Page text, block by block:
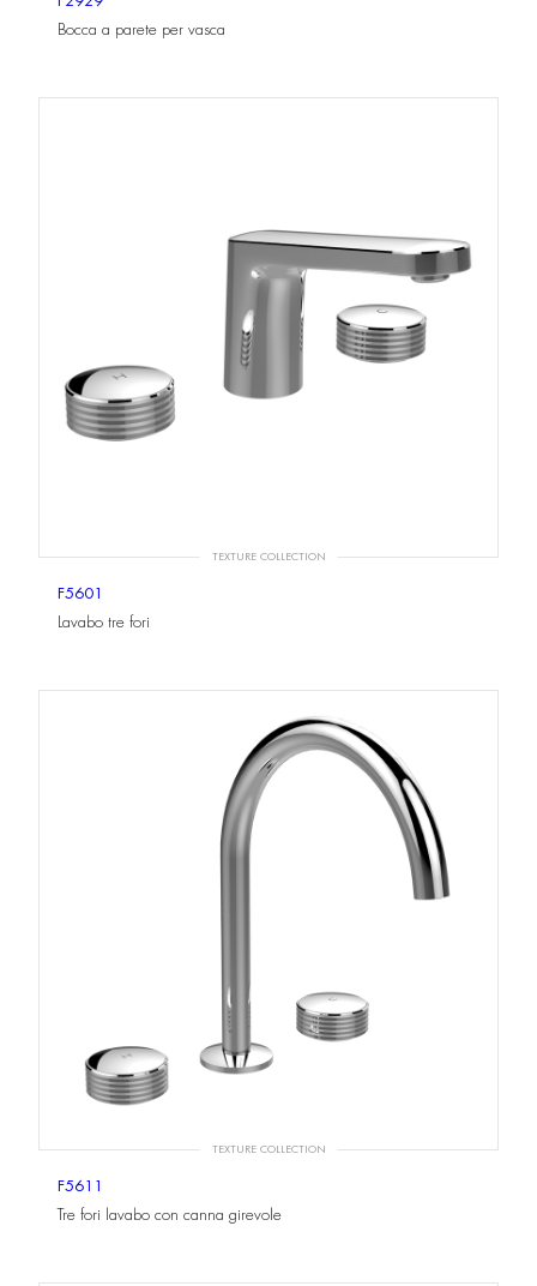
Bocca a parete per vasca
TEXTURE COLLECTION
F5601
Lavabo tre fori
TEXTURE COLLECTION
F5611
Tre fori lavabo con canna girevole